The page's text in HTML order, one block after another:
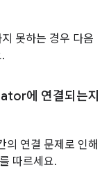
못하는 경우 다음
에 연결되는지
연결 문제로 인해
따르세요.